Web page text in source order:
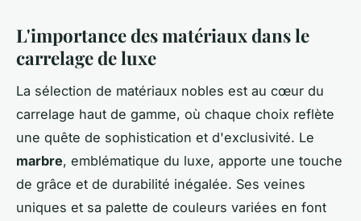
L'importance des matériaux dans le
carrelage de luxe
La sélection de matériaux nobles est au cœur du
carrelage haut de gamme, où chaque choix reflète
une quête de sophistication et d'exclusivité. Le
marbre, emblématique du luxe, apporte une touche
de grâce et de durabilité inégalée. Ses veines
uniques et sa palette de couleurs variées en font